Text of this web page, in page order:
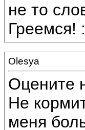
не то
Греемся!
Olesya
Оцените
Не
меня